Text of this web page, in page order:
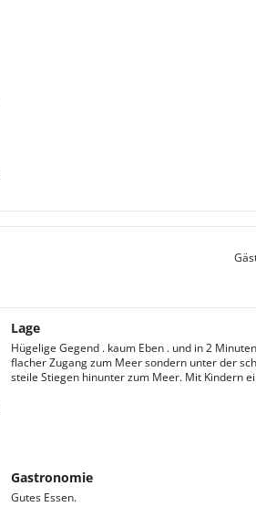
Lage
Hügelige Gegend . kaum Eben . und in 2
flacher Zugang zum Meer sondern unter der
steile Stiegen hinunter zum Meer. Mit Kindern
Gastronomie
Gutes Essen.